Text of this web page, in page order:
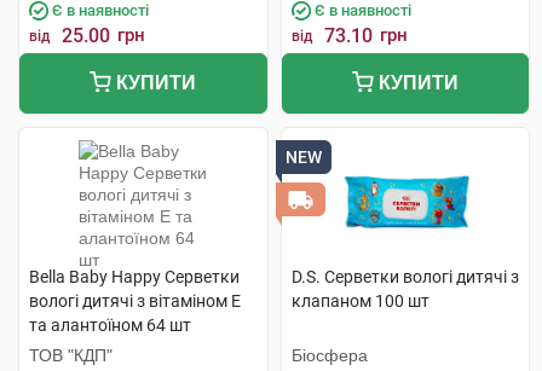
Є в наявності
від 25.00 грн
КУПИТИ
Є в наявності
від 73.10 грн
КУПИТИ
Bella Baby Happy Серветки
вологі дитячі з вітаміном Е
та алантоїном 64 шт
ТОВ "КДП"
NEW
D.S. Серветки вологі дитячі з
клапаном 100 шт
Біосфера